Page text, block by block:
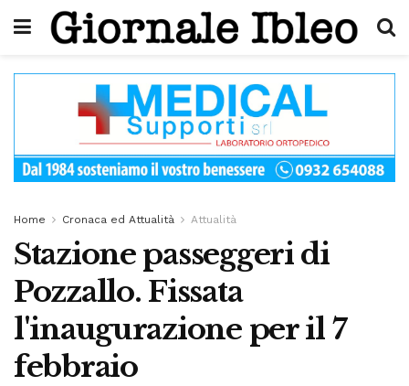
Home Cronaca ed Attualità Attualità
Stazione passeggeri di
Pozzallo. Fissata
l'inaugurazione per il 7
febbraio